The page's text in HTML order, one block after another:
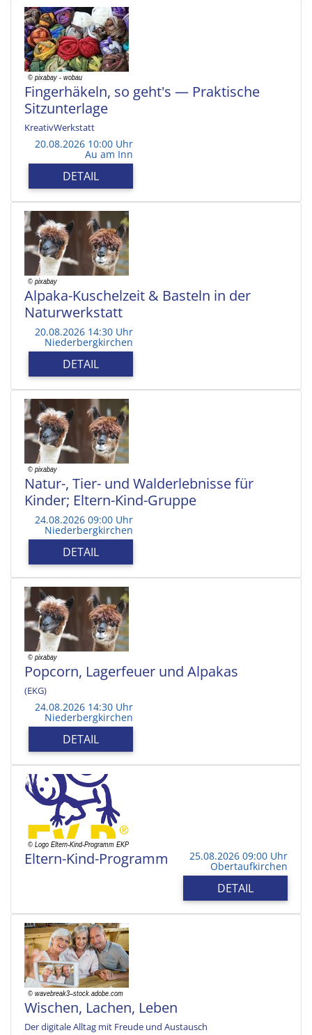
Fingerhäkeln, so geht's — Praktische
Sitzunterlage
KreativWerkstatt
20.08.2026 10:00 Uhr
Au am Inn
DETAIL
Alpaka-Kuschelzeit & Basteln in der
Naturwerkstatt
20.08.2026 14:30 Uhr
Niederbergkirchen
DETAIL
Natur-, Tier- und Walderlebnisse für
Kinder; Eltern-Kind-Gruppe
24.08.2026 09:00 Uhr
Niederbergkirchen
DETAIL
Popcorn, Lagerfeuer und Alpakas
(EKG)
24.08.2026 14:30 Uhr
Niederbergkirchen
DETAIL
Eltern-Kind-Programm 25.08.2026 09:00 Uhr
Obertaufkirchen
DETAIL
Wischen, Lachen, Leben
Der digitale Alltag mit Freude und Austausch